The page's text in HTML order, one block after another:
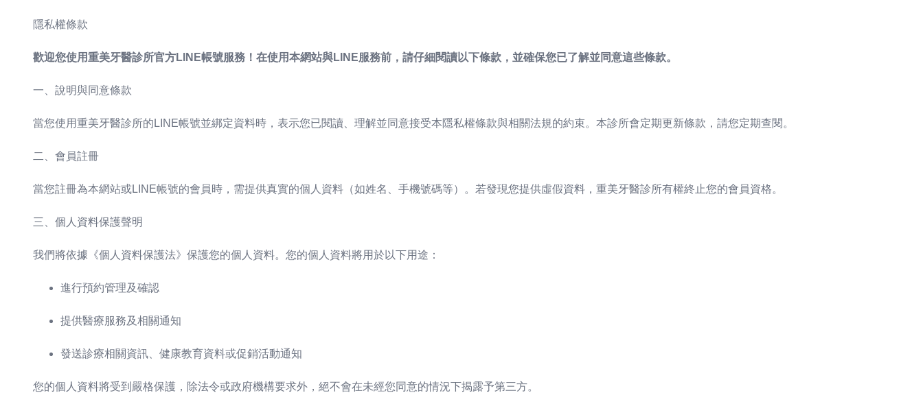
隱私權條款
歡迎您使用重美牙醫診所官方LINE帳號服務！在使用本網站與LINE服務前，請仔細閱讀以下條款，並確保您已了解並同意這些條款。
一、說明與同意條款
當您使用重美牙醫診所的LINE帳號並綁定資料時，表示您已閱讀、理解並同意接受本隱私權條款與相關法規的約束。本診所會定期更新條款，請您定期查閱。
二、會員註冊
當您註冊為本網站或LINE帳號的會員時，需提供真實的個人資料（如姓名、手機號碼等）。若發現您提供虛假資料，重美牙醫診所有權終止您的會員資格。
三、個人資料保護聲明
我們將依據《個人資料保護法》保護您的個人資料。您的個人資料將用於以下用途：
進行預約管理及確認
提供醫療服務及相關通知
發送診療相關資訊、健康教育資料或促銷活動通知
您的個人資料將受到嚴格保護，除法令或政府機構要求外，絕不會在未經您同意的情況下揭露予第三方。